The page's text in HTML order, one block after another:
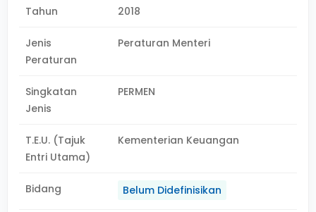
Tahun 2018
Jenis
Peraturan
Peraturan Menteri
Singkatan
Jenis
PERMEN
T.E.U. (Tajuk
Entri Utama)
Kementerian Keuangan
Bidang Belum Didefinisikan